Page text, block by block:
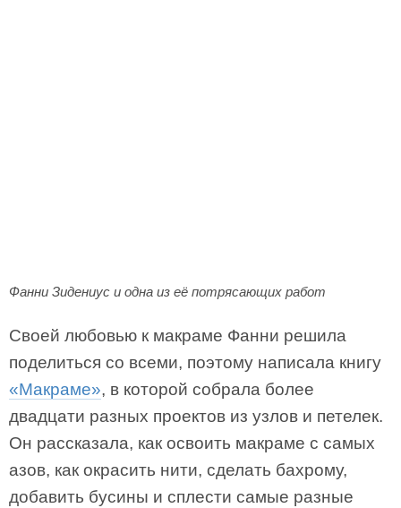
Фанни Зидениус и одна из её потрясающих работ
Своей любовью к макраме Фанни решила
поделиться со всеми, поэтому написала книгу
«Макраме», в которой собрала более
двадцати разных проектов из узлов и петелек.
Он рассказала, как освоить макраме с самых
азов, как окрасить нити, сделать бахрому,
добавить бусины и сплести самые разные